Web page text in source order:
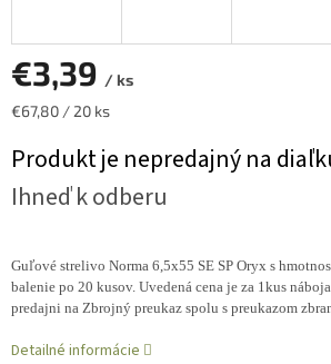
€3,39 / ks
Jednotková
€67,80 / 20 ks
Produkt je nepredajný na
Ihneď k odberu
Guľové strelivo Norma 6,5x55 SE SP Oryx s
balenie po 20 kusov. Uvedená cena je za 1kus
predajni na Zbrojný preukaz spolu s preukazom
Detailné informácie